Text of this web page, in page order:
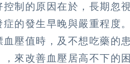
制的原因在於，長期忽
的發生早晚與嚴重程度
壓值時，及不想吃藥的
來改善血壓居高不下的困